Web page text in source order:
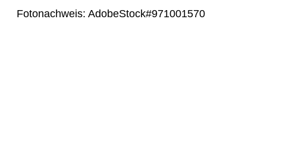
Fotonachweis: AdobeStock#971001570